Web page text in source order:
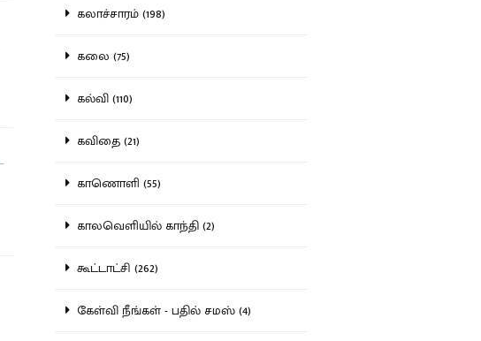
கலாச்சாரம் (198)
கலை (75)
கல்வி (110)
கவிதை (21)
காணொளி (55)
காலவெளியில் காந்தி (2)
கூட்டாட்சி (262)
கேள்வி நீங்கள் - பதில் சமஸ் (4)